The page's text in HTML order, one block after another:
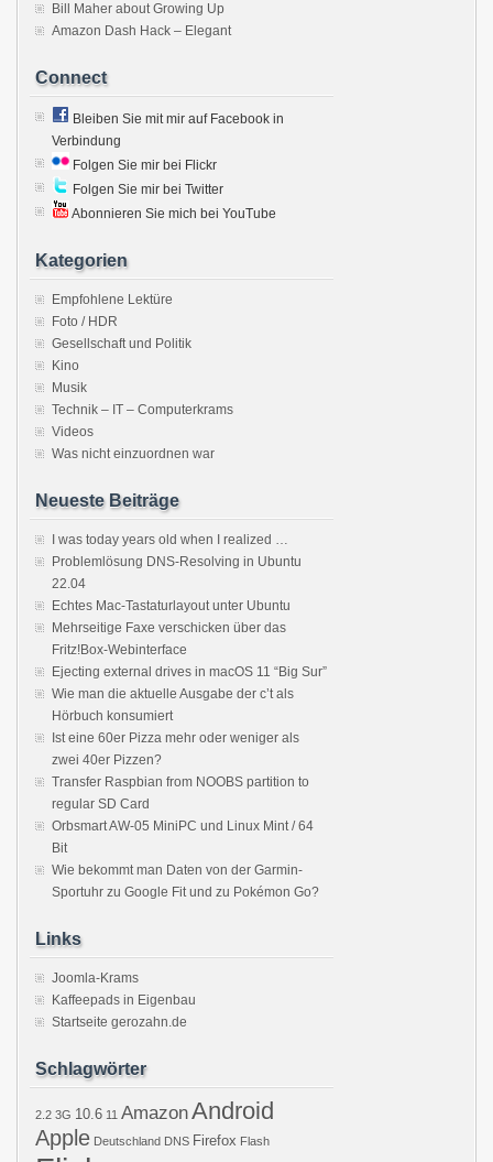
Bill Maher about Growing Up
Amazon Dash Hack – Elegant
Connect
Bleiben Sie mit mir auf Facebook in
Verbindung
Folgen Sie mir bei Flickr
Folgen Sie mir bei Twitter
Abonnieren Sie mich bei YouTube
Kategorien
Empfohlene Lektüre
Foto / HDR
Gesellschaft und Politik
Kino
Musik
Technik – IT – Computerkrams
Videos
Was nicht einzuordnen war
Neueste Beiträge
I was today years old when I realized …
Problemlösung DNS-Resolving in Ubuntu
22.04
Echtes Mac-Tastaturlayout unter Ubuntu
Mehrseitige Faxe verschicken über das
Fritz!Box-Webinterface
Ejecting external drives in macOS 11 “Big Sur”
Wie man die aktuelle Ausgabe der c’t als
Hörbuch konsumiert
Ist eine 60er Pizza mehr oder weniger als
zwei 40er Pizzen?
Transfer Raspbian from NOOBS partition to
regular SD Card
Orbsmart AW-05 MiniPC und Linux Mint / 64
Bit
Wie bekommt man Daten von der Garmin-
Sportuhr zu Google Fit und zu Pokémon Go?
Links
Joomla-Krams
Kaffeepads in Eigenbau
Startseite gerozahn.de
Schlagwörter
2.2 3G 10.6 11 AmazonAndroid
Apple Deutschland DNS Firefox Flash